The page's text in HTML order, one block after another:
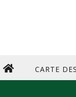
CARTE